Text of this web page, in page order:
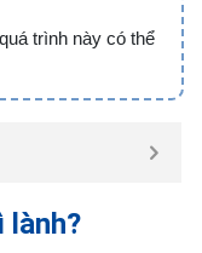
trình này có thể
lành?